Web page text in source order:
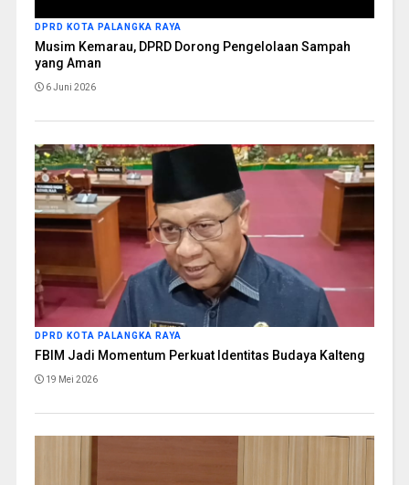
DPRD KOTA PALANGKA RAYA
Musim Kemarau, DPRD Dorong Pengelolaan Sampah
yang Aman
6 Juni 2026
DPRD KOTA PALANGKA RAYA
FBIM Jadi Momentum Perkuat Identitas Budaya Kalteng
19 Mei 2026